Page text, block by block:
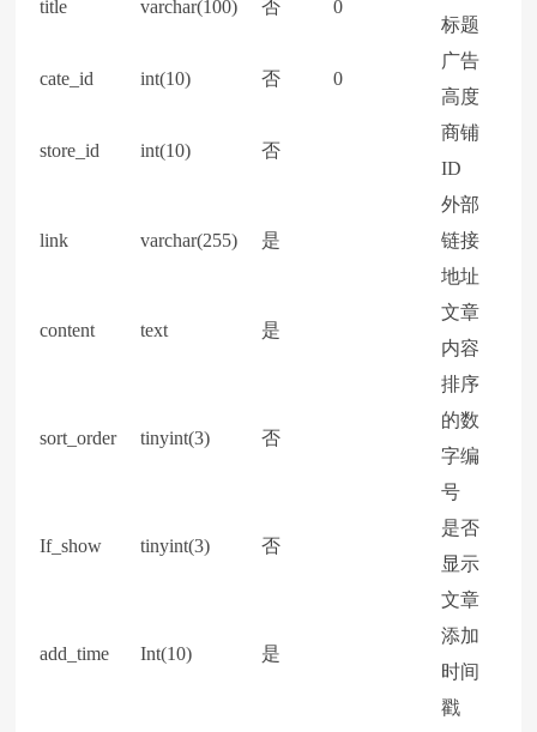
title varchar(100) 否 0
标题
cate_id int(10) 否 0
广告
高度
store_id int(10) 否
商铺
ID
link varchar(255) 是
外部
链接
地址
content text 是
文章
内容
sort_order tinyint(3) 否
排序
的数
字编
号
If_show tinyint(3) 否
是否
显示
add_time Int(10) 是
文章
添加
时间
戳